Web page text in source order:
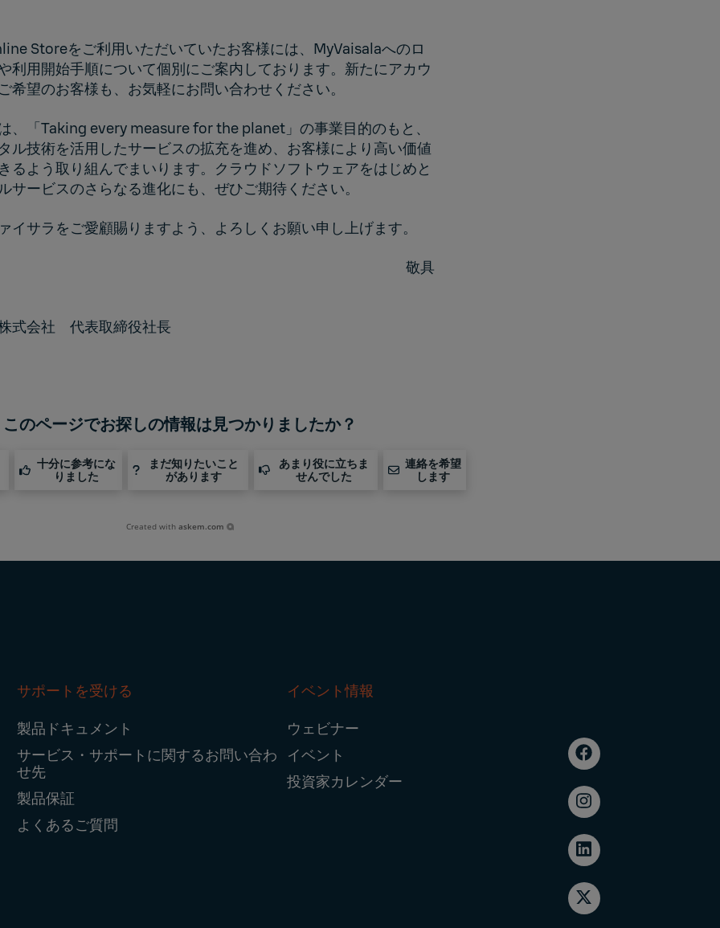
Storeをご利用いただいていたお客様には、MyVaisalaへのロ
利用開始手順について個別にご案内しております。新たにアカウ
希望のお客様も、お気軽にお問い合わせください。
、「Taking every measure for the planet」の事業目的のもと、
ル技術を活用したサービスの拡充を進め、お客様により高い価値
るよう取り組んでまいります。クラウドソフトウェアをはじめと
サービスのさらなる進化にも、ぜひご期待ください。
イサラをご愛顧賜りますよう、よろしくお願い申し上げます。
敬具
式会社 代表取締役社長
このページでお探しの情報は見つかりましたか？
十分に参考にな
りました
まだ知りたいこと
があります
あまり役に立ちま
せんでした
連絡を希望
します
Created withaskem.com
サポートを受ける
製品ドキュメント
サービス・サポートに関するお問い合わ
せ先
製品保証
よくあるご質問
イベント情報
ウェビナー
イベント
投資家カレンダー